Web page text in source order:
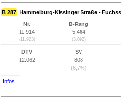
B 287 Hammelburg-Kissinger Straße -
Nr.
11.914
(11.923)
B-Rang
5.464
(3.092)
DTV
12.062
SV
808
(6,7%)
Infos...